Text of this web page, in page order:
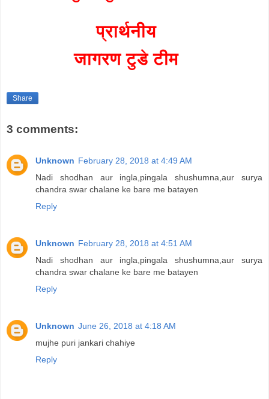
प्रार्थनीय
जागरण टुडे टीम
Share
3 comments:
Unknown February 28, 2018 at 4:49 AM
Nadi shodhan aur ingla,pingala shushumna,aur surya
chandra swar chalane ke bare me batayen
Reply
Unknown February 28, 2018 at 4:51 AM
Nadi shodhan aur ingla,pingala shushumna,aur surya
chandra swar chalane ke bare me batayen
Reply
Unknown June 26, 2018 at 4:18 AM
mujhe puri jankari chahiye
Reply